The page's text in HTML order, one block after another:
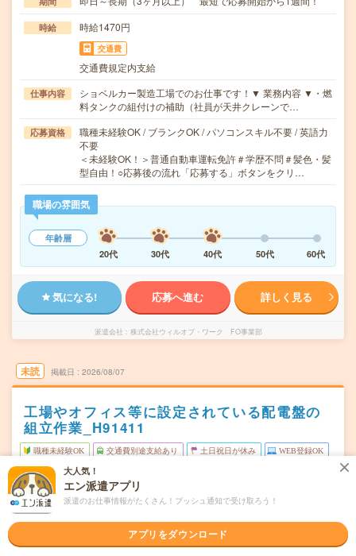
時給 時給1470円
交通費
交通費規定内支給
仕事内容
ショベルカー製造工場でのお仕事です！▼ 業務内容 ▼・燃
料タンクの組付けの補助（社員が天井クレーンで…
応募資格
職種未経験OK / ブランクOK / パソコンスキル不要 / 英語力
不要
＜未経験OK！＞普通自動車運転免許＃学歴不問＃髪色・髪
型自由！○応募後の流れ「応募する」ボタンをクリ…
職場の雰囲気
年齢層
20代
30代 40代 50代 60代
気になる! 応募へ進む 詳しく見る
派遣会社 株式会社ウィルオブ・ワーク FO事業部
未読 掲載日 2026/08/07
工場やオフィス等に設定されている配電盤の
組立作業_H91411
職種未経験OK 交通費別途支給あり 土日祝日が休み WEB登録OK
勤務地
神戸市西区
月～金／週5日勤務
大人気！
エン派遣アプリ
派遣のお仕事情報がたくさん！プッシュ通知で受け取ろう！
アプリをダウンロード